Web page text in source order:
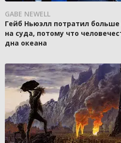
GABE NEWELL
Гейб Ньюэлл потратил
на суда, потому что
дна океана